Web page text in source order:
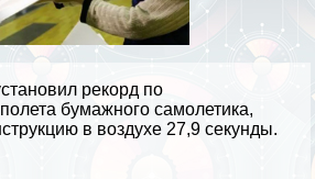
рекорд по
бумажного самолетика,
в воздухе 27,9 секунды.